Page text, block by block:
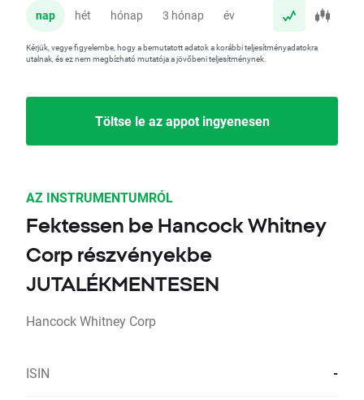
nap hét hónap 3 hónap év
Kérjük, vegye figyelembe, hogy a bemutatott adatok a korábbi teljesítményadatokra
utalnak, és ez nem megbízható mutatója a jövőbeni teljesítménynek.
Töltse le az appot ingyenesen
AZ INSTRUMENTUMRÓL
Fektessen be Hancock Whitney
Corp részvényekbe
JUTALÉKMENTESEN
Hancock Whitney Corp
ISIN -